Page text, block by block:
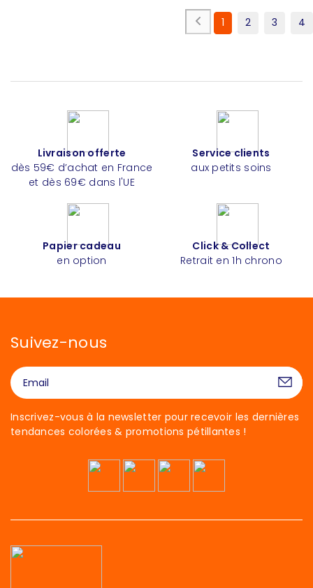
1 2 3 4
Livraison offerte
dès 59€ d’achat en France
et dès 69€ dans l'UE
Service clients
aux petits soins
Papier cadeau
en option
Click & Collect
Retrait en 1h chrono
Suivez-nous
Inscrivez-vous à la newsletter pour recevoir les dernières
tendances colorées & promotions pétillantes !